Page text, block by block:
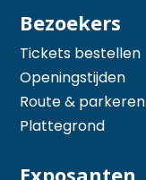
Bezoekers
Tickets bestellen
Openingstijden
Route & parkeren
Plattegrond
Exposanten